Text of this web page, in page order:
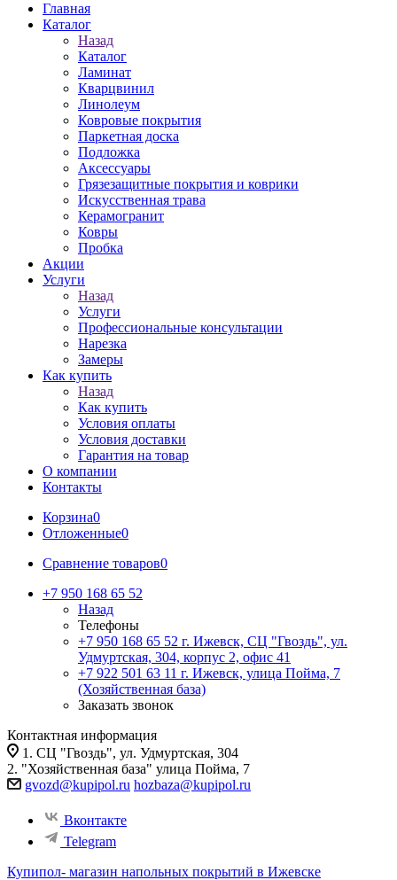
Главная
Каталог
Назад
Каталог
Ламинат
Кварцвинил
Линолеум
Ковровые покрытия
Паркетная доска
Подложка
Аксессуары
Грязезащитные покрытия и коврики
Искусственная трава
Керамогранит
Ковры
Пробка
Акции
Услуги
Назад
Услуги
Профессиональные консультации
Нарезка
Замеры
Как купить
Назад
Как купить
Условия оплаты
Условия доставки
Гарантия на товар
О компании
Контакты
Корзина0
Отложенные0
Сравнение товаров0
+7 950 168 65 52
Назад
Телефоны
+7 950 168 65 52 г. Ижевск, СЦ "Гвоздь", ул.
Удмуртская, 304, корпус 2, офис 41
+7 922 501 63 11 г. Ижевск, улица Пойма, 7
(Хозяйственная база)
Заказать звонок
Контактная информация
1. СЦ "Гвоздь", ул. Удмуртская, 304
2. "Хозяйственная база" улица Пойма, 7
gvozd@kupipol.ru hozbaza@kupipol.ru
Вконтакте
Telegram
Купипол- магазин напольных покрытий в Ижевске